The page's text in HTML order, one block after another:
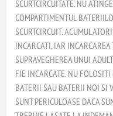
SCURTCIRCUITATE. NU
COMPARTIMENTUL
SCURTCIRCUIT.
INCARCATI, IAR INCARCAREA
SUPRAVEGHEREA UNUI
FIE INCARCATE. NU
BATERII SAU BATERII NOI SI
SUNT PERICULOASE DACA